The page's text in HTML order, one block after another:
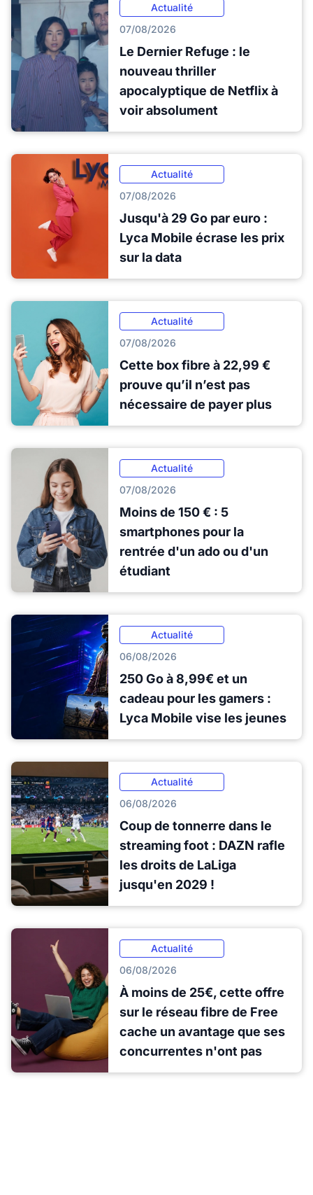
Actualité
07/08/2026
Le Dernier Refuge : le
nouveau thriller
apocalyptique de Netflix à
voir absolument
Actualité
07/08/2026
Jusqu'à 29 Go par euro :
Lyca Mobile écrase les prix
sur la data
Actualité
07/08/2026
Cette box fibre à 22,99 €
prouve qu’il n’est pas
nécessaire de payer plus
Actualité
07/08/2026
Moins de 150 € : 5
smartphones pour la
rentrée d'un ado ou d'un
étudiant
Actualité
06/08/2026
250 Go à 8,99€ et un
cadeau pour les gamers :
Lyca Mobile vise les jeunes
Actualité
06/08/2026
Coup de tonnerre dans le
streaming foot : DAZN rafle
les droits de LaLiga
jusqu'en 2029 !
Actualité
06/08/2026
À moins de 25€, cette offre
sur le réseau fibre de Free
cache un avantage que ses
concurrentes n'ont pas